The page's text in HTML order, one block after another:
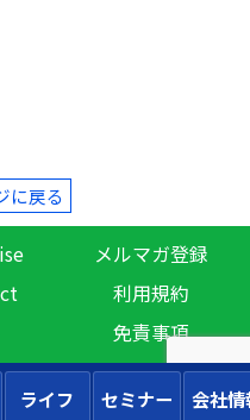
に戻る
メルマガ登録
利用規約
免責事項
ライフ セミナー 会社